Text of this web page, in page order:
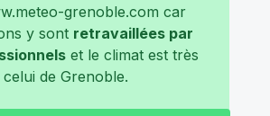
grenoble.com car
y sont retravaillées par
et le climat est très
de Grenoble.